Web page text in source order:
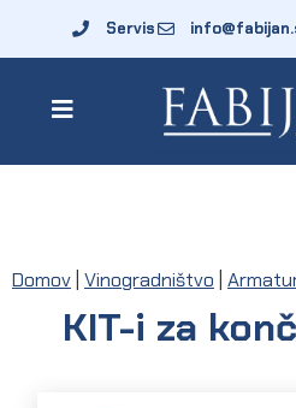
Servis
Domov Vinogradništvo
KIT-i za